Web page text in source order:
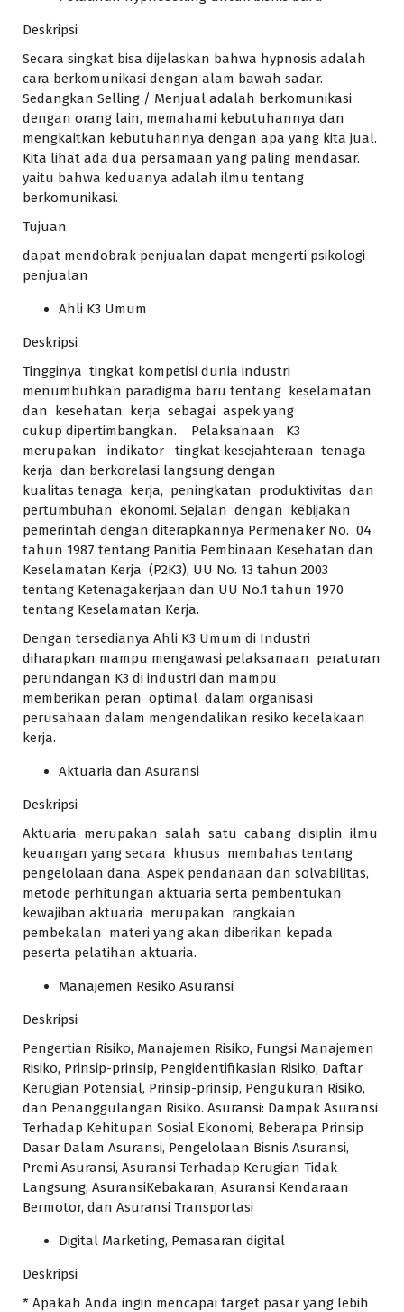
Deskripsi
Secara singkat bisa dijelaskan bahwa hypnosis adalah
cara berkomunikasi dengan alam bawah sadar.
Sedangkan Selling / Menjual adalah berkomunikasi
dengan orang lain, memahami kebutuhannya dan
mengkaitkan kebutuhannya dengan apa yang kita jual.
Kita lihat ada dua persamaan yang paling mendasar.
yaitu bahwa keduanya adalah ilmu tentang
berkomunikasi.
Tujuan
dapat mendobrak penjualan dapat mengerti psikologi
penjualan
Ahli K3 Umum
Deskripsi
Tingginya tingkat kompetisi dunia industri
menumbuhkan paradigma baru tentang keselamatan
dan kesehatan kerja sebagai aspek yang
cukup dipertimbangkan. Pelaksanaan K3
merupakan indikator tingkat kesejahteraan tenaga
kerja dan berkorelasi langsung dengan
kualitas tenaga kerja, peningkatan produktivitas dan
pertumbuhan ekonomi. Sejalan dengan kebijakan
pemerintah dengan diterapkannya Permenaker No. 04
tahun 1987 tentang Panitia Pembinaan Kesehatan dan
Keselamatan Kerja (P2K3), UU No. 13 tahun 2003
tentang Ketenagakerjaan dan UU No.1 tahun 1970
tentang Keselamatan Kerja.
Dengan tersedianya Ahli K3 Umum di Industri
diharapkan mampu mengawasi pelaksanaan peraturan
perundangan K3 di industri dan mampu
memberikan peran optimal dalam organisasi
perusahaan dalam mengendalikan resiko kecelakaan
kerja.
Aktuaria dan Asuransi
Deskripsi
Aktuaria merupakan salah satu cabang disiplin ilmu
keuangan yang secara khusus membahas tentang
pengelolaan dana. Aspek pendanaan dan solvabilitas,
metode perhitungan aktuaria serta pembentukan
kewajiban aktuaria merupakan rangkaian
pembekalan materi yang akan diberikan kepada
peserta pelatihan aktuaria.
Manajemen Resiko Asuransi
Deskripsi
Pengertian Risiko, Manajemen Risiko, Fungsi Manajemen
Risiko, Prinsip-prinsip, Pengidentifikasian Risiko, Daftar
Kerugian Potensial, Prinsip-prinsip, Pengukuran Risiko,
dan Penanggulangan Risiko. Asuransi: Dampak Asuransi
Terhadap Kehitupan Sosial Ekonomi, Beberapa Prinsip
Dasar Dalam Asuransi, Pengelolaan Bisnis Asuransi,
Premi Asuransi, Asuransi Terhadap Kerugian Tidak
Langsung, AsuransiKebakaran, Asuransi Kendaraan
Bermotor, dan Asuransi Transportasi
Digital Marketing, Pemasaran digital
Deskripsi
* Apakah Anda ingin mencapai target pasar yang lebih